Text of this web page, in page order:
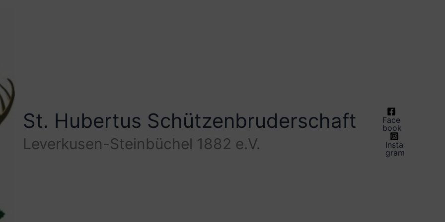
St. Hubertus Schützenbruderschaft
Leverkusen-Steinbüchel 1882 e.V.
Face
book
Insta
gram